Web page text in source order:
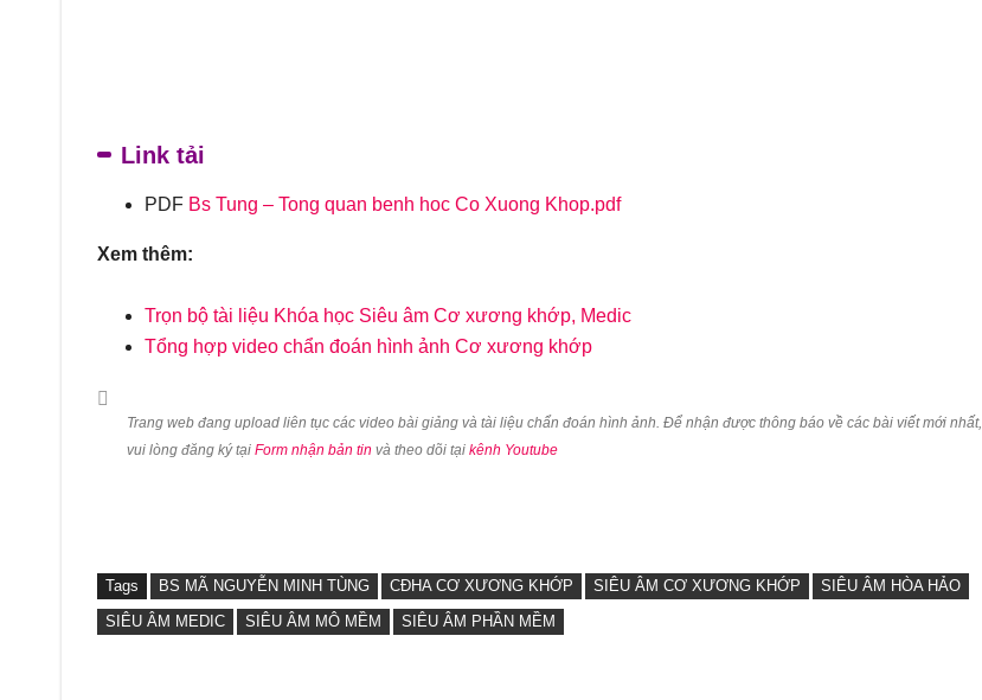
Link tải
PDF Bs Tung – Tong quan benh hoc Co Xuong Khop.pdf
Xem thêm:
Trọn bộ tài liệu Khóa học Siêu âm Cơ xương khớp, Medic
Tổng hợp video chẩn đoán hình ảnh Cơ xương khớp
Trang web đang upload liên tục các video bài giảng và tài liệu chẩn đoán hình ảnh. Để nhận được thông báo về các bài viết mới nhất,
vui lòng đăng ký tại Form nhận bản tin và theo dõi tại kênh Youtube
Tags BS MÃ NGUYỄN MINH TÙNG CĐHA CƠ XƯƠNG KHỚP SIÊU ÂM CƠ XƯƠNG KHỚP
SIÊU ÂM HÒA HẢO
SIÊU ÂM MEDIC
SIÊU ÂM MÔ MỀM SIÊU ÂM PHẦN MỀM